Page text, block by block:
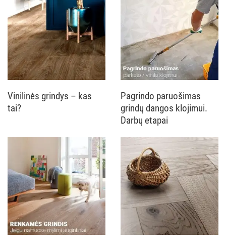
Vinilinės grindys – kas
tai?
Pagrindo paruošimas
grindų dangos klojimui.
Darbų etapai